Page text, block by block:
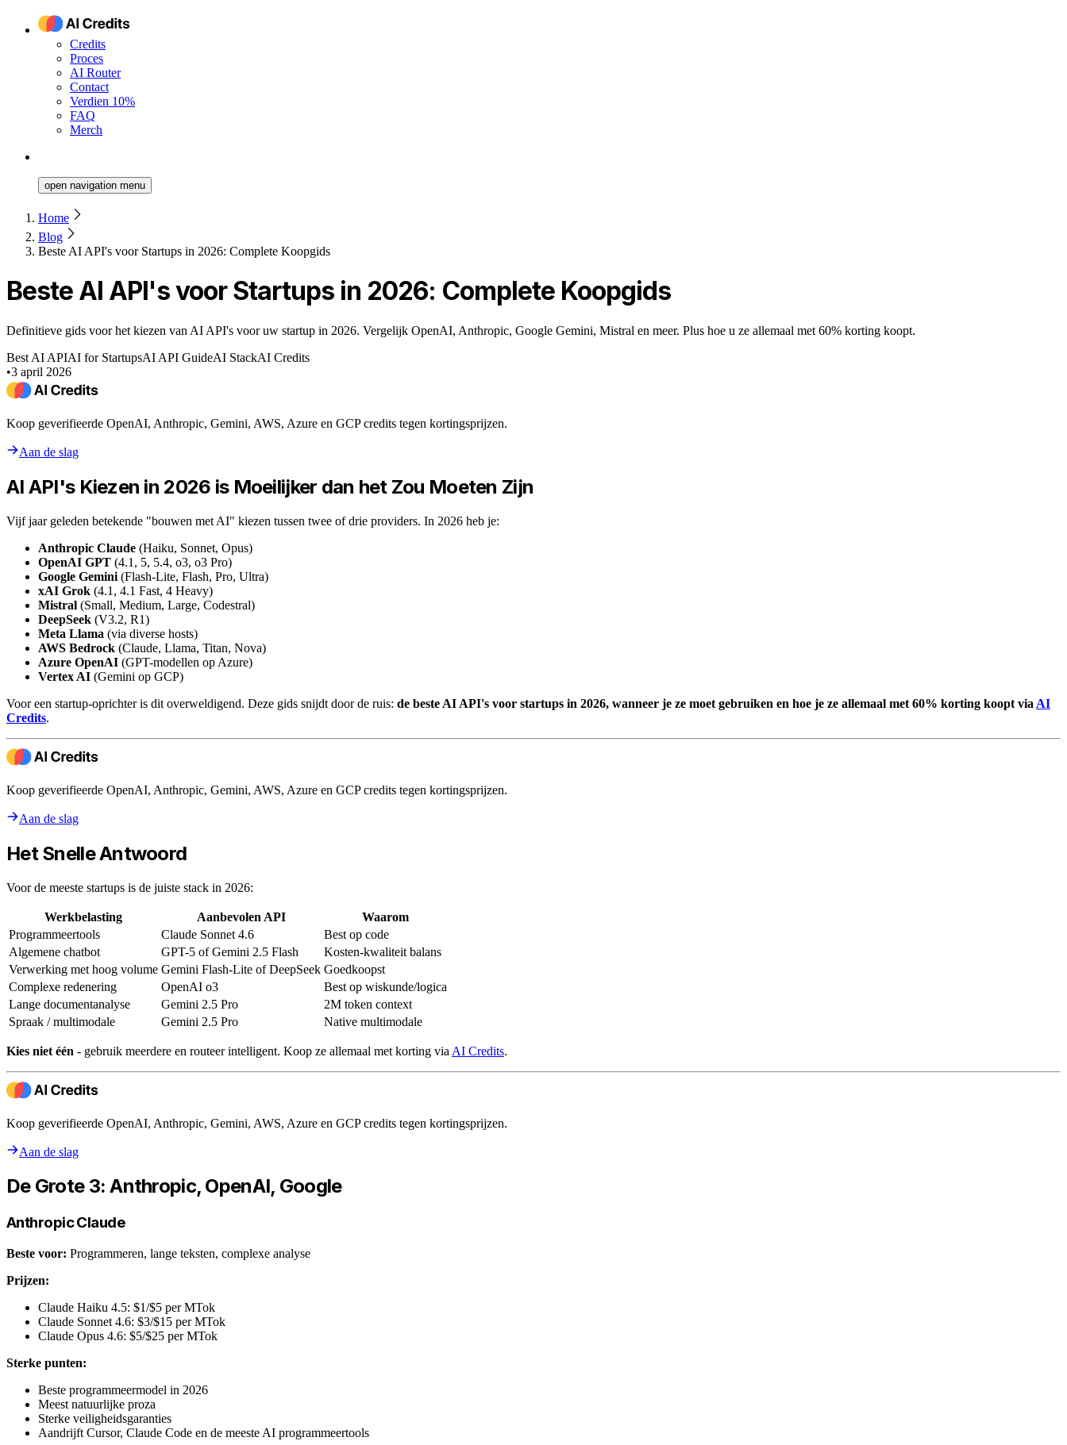
Credits
Proces
AI Router
Contact
Verdien 10%
FAQ
Merch
open navigation menu
Home
Blog
Beste AI API's voor Startups in 2026: Complete Koopgids
Beste AI API's voor Startups in 2026: Complete Koopgids
Definitieve gids voor het kiezen van AI API's voor uw startup in 2026. Vergelijk OpenAI, Anthropic, Google Gemini, Mistral en meer. Plus hoe u ze allemaal met 60% korting koopt.
Best AI APIAI for StartupsAI API GuideAI StackAI Credits
•3 april 2026
Koop geverifieerde OpenAI, Anthropic, Gemini, AWS, Azure en GCP credits tegen kortingsprijzen.
Aan de slag
AI API's Kiezen in 2026 is Moeilijker dan het Zou Moeten Zijn
Vijf jaar geleden betekende "bouwen met AI" kiezen tussen twee of drie providers. In 2026 heb je:
Anthropic Claude (Haiku, Sonnet, Opus)
OpenAI GPT (4.1, 5, 5.4, o3, o3 Pro)
Google Gemini (Flash-Lite, Flash, Pro, Ultra)
xAI Grok (4.1, 4.1 Fast, 4 Heavy)
Mistral (Small, Medium, Large, Codestral)
DeepSeek (V3.2, R1)
Meta Llama (via diverse hosts)
AWS Bedrock (Claude, Llama, Titan, Nova)
Azure OpenAI (GPT-modellen op Azure)
Vertex AI (Gemini op GCP)
Voor een startup-oprichter is dit overweldigend. Deze gids snijdt door de ruis: de beste AI API's voor startups in 2026, wanneer je ze moet gebruiken en hoe je ze allemaal met 60% korting koopt via AI
Credits.
Koop geverifieerde OpenAI, Anthropic, Gemini, AWS, Azure en GCP credits tegen kortingsprijzen.
Aan de slag
Het Snelle Antwoord
Voor de meeste startups is de juiste stack in 2026:
Werkbelasting Aanbevolen API
Waarom
Programmeertools
Claude Sonnet 4.6
Best op code
Algemene chatbot
GPT-5 of Gemini 2.5 Flash
Kosten-kwaliteit balans
Verwerking met hoog volume Gemini Flash-Lite of DeepSeek Goedkoopst
Complexe redenering
OpenAI o3
Best op wiskunde/logica
Lange documentanalyse
Gemini 2.5 Pro
2M token context
Spraak / multimodale
Gemini 2.5 Pro Native multimodale
Kies niet één - gebruik meerdere en routeer intelligent. Koop ze allemaal met korting via AI Credits.
Koop geverifieerde OpenAI, Anthropic, Gemini, AWS, Azure en GCP credits tegen kortingsprijzen.
Aan de slag
De Grote 3: Anthropic, OpenAI, Google
Anthropic Claude
Beste voor: Programmeren, lange teksten, complexe analyse
Prijzen:
Claude Haiku 4.5: $1/$5 per MTok
Claude Sonnet 4.6: $3/$15 per MTok
Claude Opus 4.6: $5/$25 per MTok
Sterke punten:
Beste programmeermodel in 2026
Meest natuurlijke proza
Sterke veiligheidsgaranties
Aandrijft Cursor, Claude Code en de meeste AI programmeertools